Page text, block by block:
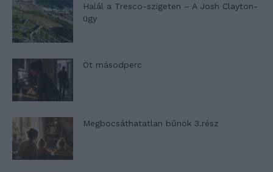
Halál a Tresco-szigeten – A Josh Clayton-
ügy
Öt másodperc
Megbocsáthatatlan bűnök 3.rész